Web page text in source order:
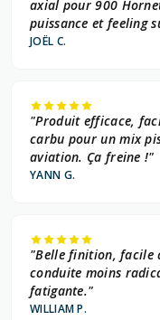
axial pour 900
puissance et feeling
JOËL C.
"Produit efficace,
carbu pour un mix
aviation. Ça freine !"
YANN G.
"Belle finition, facile
conduite moins
fatigante."
WILLIAM P.